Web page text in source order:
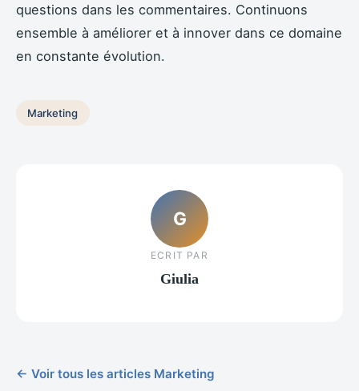
questions dans les commentaires. Continuons
ensemble à améliorer et à innover dans ce domaine
en constante évolution.
Marketing
G
ECRIT PAR
Giulia
← Voir tous les articles Marketing